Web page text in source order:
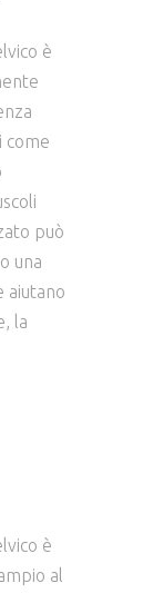
è
come
può
una
aiutano
la
è
al